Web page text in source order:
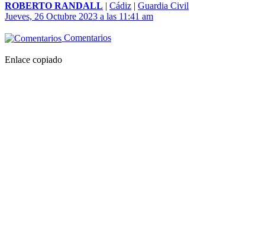
ROBERTO RANDALL | Cádiz | Guardia Civil
Jueves, 26 Octubre 2023 a las 11:41 am
Comentarios
Enlace copiado